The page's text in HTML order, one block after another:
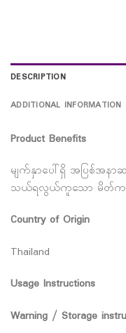
DESCRIPTION
ADDITIONAL INFORMATION
Product Benefits
မျက်နှာပေါ်ရှိ အပြစ်အနာဆာ
သယ်ရလွယ်ကူသော မိတ်ကပ်
Country of Origin
Thailand
Usage Instructions
Warning / Storage